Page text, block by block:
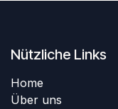
Nützliche Links
Home
Über uns